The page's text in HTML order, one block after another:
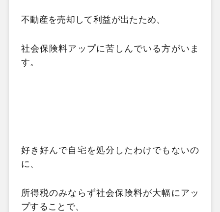
不動産を売却して利益が出たため、
社会保険料アップに苦しんでいる方がいま
す。
好き好んで自宅を処分したわけでもないの
に、
所得税のみならず社会保険料が大幅にアッ
プすることで、